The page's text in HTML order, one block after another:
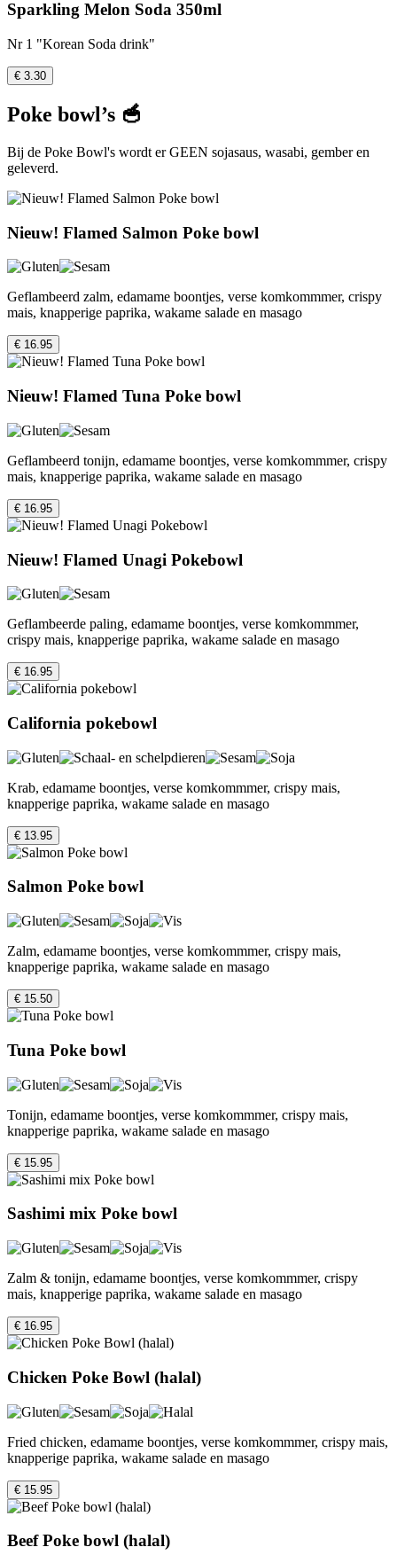
Sparkling Melon Soda 350ml
Nr 1 "Korean Soda drink"
€ 3.30
Poke bowl’s 🥣
Bij de Poke Bowl's wordt er GEEN sojasaus, wasabi, gember en
geleverd.
Nieuw! Flamed Salmon Poke bowl
Geflambeerd zalm, edamame boontjes, verse komkommmer, crispy
mais, knapperige paprika, wakame salade en masago
€ 16.95
Nieuw! Flamed Tuna Poke bowl
Geflambeerd tonijn, edamame boontjes, verse komkommmer, crispy
mais, knapperige paprika, wakame salade en masago
€ 16.95
Nieuw! Flamed Unagi Pokebowl
Geflambeerde paling, edamame boontjes, verse komkommmer,
crispy mais, knapperige paprika, wakame salade en masago
€ 16.95
California pokebowl
Krab, edamame boontjes, verse komkommmer, crispy mais,
knapperige paprika, wakame salade en masago
€ 13.95
Salmon Poke bowl
Zalm, edamame boontjes, verse komkommmer, crispy mais,
knapperige paprika, wakame salade en masago
€ 15.50
Tuna Poke bowl
Tonijn, edamame boontjes, verse komkommmer, crispy mais,
knapperige paprika, wakame salade en masago
€ 15.95
Sashimi mix Poke bowl
Zalm & tonijn, edamame boontjes, verse komkommmer, crispy
mais, knapperige paprika, wakame salade en masago
€ 16.95
Chicken Poke Bowl (halal)
Fried chicken, edamame boontjes, verse komkommmer, crispy mais,
knapperige paprika, wakame salade en masago
€ 15.95
Beef Poke bowl (halal)